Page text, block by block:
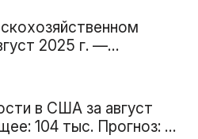
2025 г. —
73 тыс. 78 тыс.
в США за август
104 тыс. Прогноз: 70